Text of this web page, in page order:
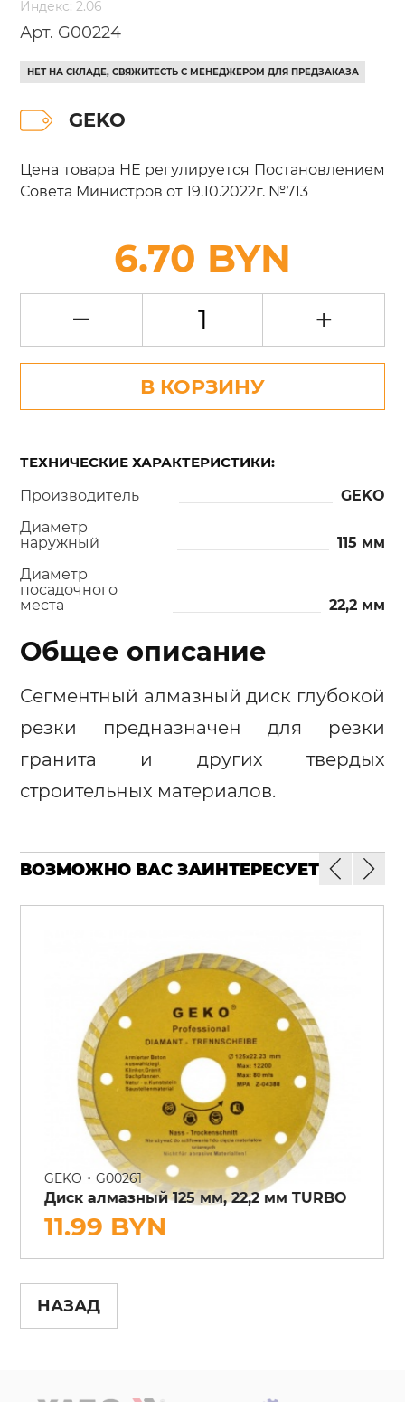
Индекс: 2.06
Арт. G00224
НЕТ НА СКЛАДЕ, СВЯЖИТЕСТЬ С МЕНЕДЖЕРОМ ДЛЯ ПРЕДЗАКАЗА
GEKO
Цена товара НЕ регулируется Постановлением
Совета Министров от 19.10.2022г. №713
6.70 BYN
+
–
В КОРЗИНУ
ТЕХНИЧЕСКИЕ ХАРАКТЕРИСТИКИ:
Производитель
GEKO
Диаметр
наружный
115 мм
Диаметр
посадочного
места
22,2 мм
Общее описание
Сегментный алмазный диск глубокой
резки предназначен для резки
гранита и других твердых
строительных материалов.
ВОЗМОЖНО ВАС ЗАИНТЕРЕСУЕТ
GEKO • G00261
Диск алмазный 125 мм, 22,2 мм TURBO
11.99 BYN
НАЗАД